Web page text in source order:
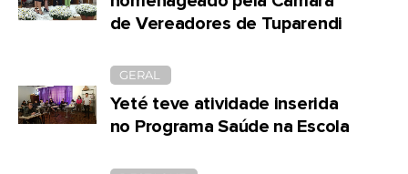
de Vereadores de Tuparendi
GERAL
Yeté teve atividade inserida
no Programa Saúde na Escola